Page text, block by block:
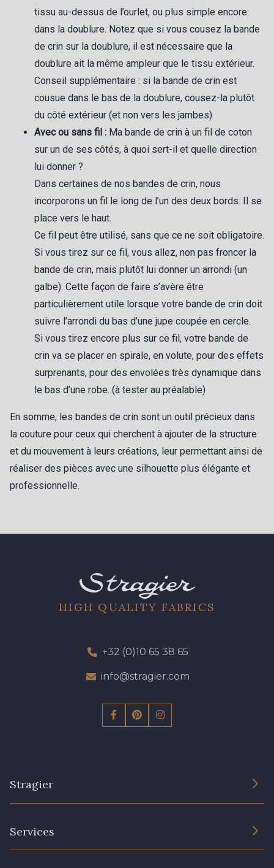
tissu au-dessus de l’ourlet, ou plus simple encore
dans la doublure. Notez que si vous cousez la bande
de crin sur la doublure, il est nécessaire que la
doublure ait la même ampleur que le tissu extérieur.
Conseil supplémentaire : si la bande de crin est
cousue dans le bas de la doublure, cousez-la plutôt
du côté extérieur (et non vers les jambes)
Avec ou sans fil : Ma bande de crin à un fil de coton
sur un de ses côtés, à quoi sert-il et quelle direction
lui donner ?
Dans certaines de nos bandes de crin, nous
incorporons un fil le long de l’un des deux bords. Il se
place vers le haut.
Ce fil peut être utilisé, sans que ce ne soit obligatoire.
Si vous tirez sur ce fil, vous allez, non pas froncer la
bande de crin, mais plutôt lui donner un arrondi (un
galbe). Cette façon de faire s’avère être
particulièrement utile lorsque votre bande de crin doit
suivre l’arrondi du bas d’une jupe coupée en cercle.
Si vous tirez encore plus sur ce fil, votre bande de
crin va se placer en spirale, en volute, pour des effets
surprenants, pour des envolées très dynamique dans
le bas d’une robe. (à tester au préalable)
En somme, les bandes de crin sont un outil précieux dans
la couture pour ceux qui cherchent à ajouter de la structure
et du mouvement à leurs créations, leur permettant ainsi de
réaliser des pièces avec une silhouette plus élégante et
professionnelle.
HIGH QUALITY FABRICS
+32 (0)10 65 38 65
info@stragier.com
Stragier
Services